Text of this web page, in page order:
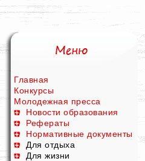
Главная
Конкурсы
Молодежная пресса
Новости образования
Рефераты
Нормативные документы
Для отдыха
Для жизни